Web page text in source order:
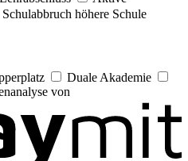
Schulabbruch höhere Schule
Duale Akademie
von